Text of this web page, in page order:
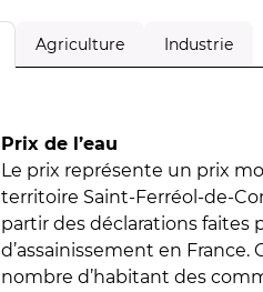
Agriculture Industrie
Prix de l’eau
Le prix représente un prix
territoire Saint-Ferréol-de-
partir des déclarations faites
d’assainissement en
nombre d’habitant des